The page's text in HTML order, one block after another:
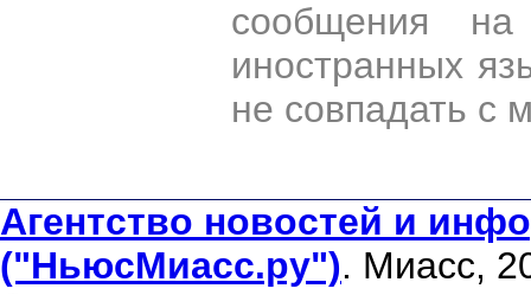
сообщения
иностранных
не совпадать с
Агентство новостей и
("НьюсМиасс.ру"). Миасс,